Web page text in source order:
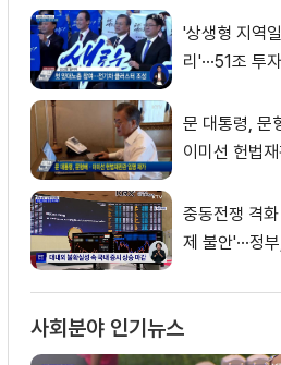
'상생형 지역
리'···51조 투
문 대통령, 문
이미선 헌법재
중동전쟁 격
제 불안'···정
소화
사회분야 인기뉴스